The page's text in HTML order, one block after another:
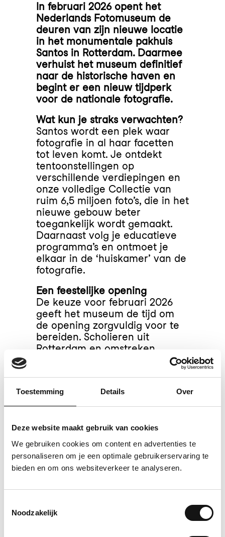
Toestemming Details Over
Deze website maakt gebruik van cookies
We gebruiken cookies om content en advertenties te
personaliseren om je een optimale gebruikerservaring te
bieden en om ons websiteverkeer te analyseren.
Noodzakelijk
In februari 2026 opent het
Nederlands Fotomuseum de
deuren van zijn nieuwe locatie
in het monumentale pakhuis
Santos in Rotterdam. Daarmee
verhuist het museum definitief
naar de historische haven en
begint er een nieuw tijdperk
voor de nationale fotografie.
Wat kun je straks verwachten?
Santos wordt een plek waar
fotografie in al haar facetten
tot leven komt. Je ontdekt
tentoonstellingen op
verschillende verdiepingen en
onze volledige Collectie van
ruim 6,5 miljoen foto’s, die in het
nieuwe gebouw beter
toegankelijk wordt gemaakt.
Daarnaast volg je educatieve
programma’s en ontmoet je
elkaar in de ‘huiskamer’ van de
fotografie.
Een feestelijke opening
De keuze voor februari 2026
geeft het museum de tijd om
de opening zorgvuldig voor te
bereiden. Scholieren uit
Rotterdam en omstreken
krijgen alvast een primeur: zij
mogen het nieuwe museum als
officiële opening.
Onze rijke Collectie blijft
toegankelijk via onze
beeldbank. En in onze webshop
– de officiële (online)
museumshop van het
archiveringsmateriaal en
andere unieke artikelen.